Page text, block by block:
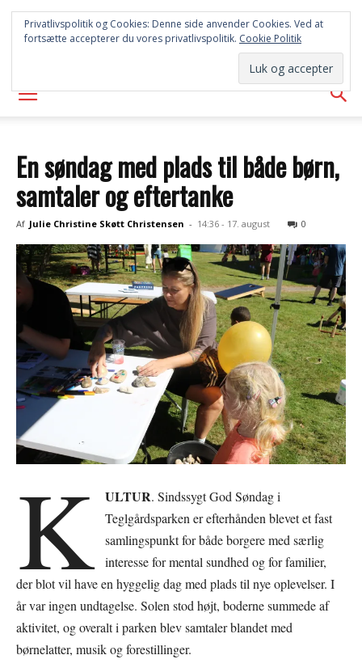
SYD
AVISEN
En søndag med plads til både børn,
samtaler og eftertanke
Af Julie Christine Skøtt Christensen - 14:36 - 17. august 0
K ULTUR. Sindssygt God Søndag i
Teglgårdsparken er efterhånden blevet et fast
samlingspunkt for både borgere med særlig
interesse for mental sundhed og for familier,
der blot vil have en hyggelig dag med plads til nye oplevelser. I
år var ingen undtagelse. Solen stod højt, boderne summede af
aktivitet, og overalt i parken blev samtaler blandet med
børnelatter, musik og forestillinger.
Privatlivspolitik og Cookies: Denne side anvender Cookies. Ved at
fortsætte accepterer du vores privatlivspolitik. Cookie Politik